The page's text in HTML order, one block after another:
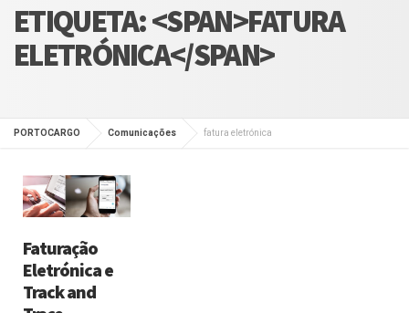
ETIQUETA: <SPAN>FATURA
ELETRÓNICA</SPAN>
PORTOCARGO Comunicações fatura eletrónica
Faturação
Eletrónica e
Track and